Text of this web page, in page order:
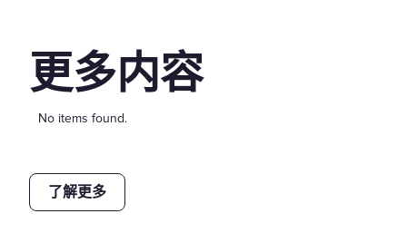
更多内容
No items found.
了解更多